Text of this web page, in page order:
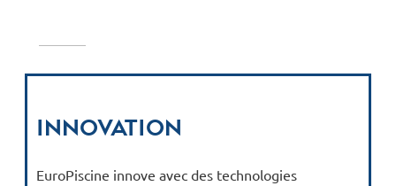
Innovation
EuroPiscine innove avec des technologies